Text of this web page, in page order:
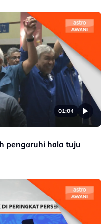
01:04
pengaruhi hala tuju